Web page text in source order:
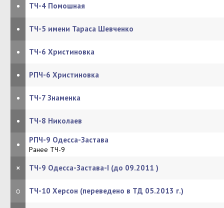
• ТЧ-4 Помошная
• ТЧ-5 имени Тараса Шевченко
• ТЧ-6 Христиновка
• РПЧ-6 Христиновка
• ТЧ-7 Знаменка
• ТЧ-8 Николаев
• РПЧ-9 Одесса-Застава
Ранее ТЧ-9
× ТЧ-9 Одесса-Застава-I (до 09.2011 )
○ ТЧ-10 Херсон (переведено в ТД 05.2013 г.)